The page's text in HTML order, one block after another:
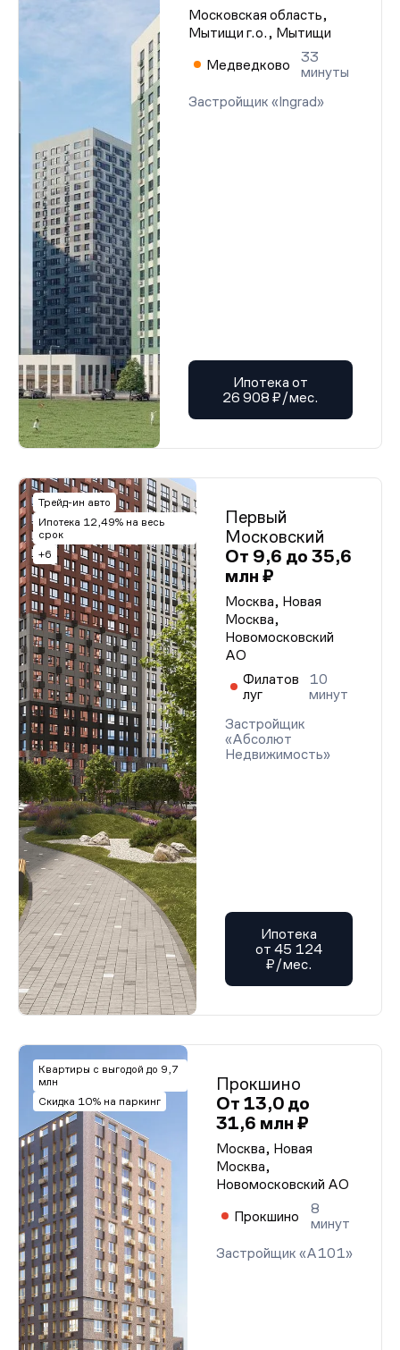
Московская область,
Мытищи г.о., Мытищи
Медведково
33
минуты
Застройщик «Ingrad»
Ипотека от
26 908 ₽/мес.
Трейд-ин авто
Ипотека 12,49% на весь
срок
+6
Первый
Московский
От 9,6 до 35,6
млн ₽
Москва, Новая
Москва,
Новомосковский
АО
Филатов
луг
10
минут
Застройщик
«Абсолют
Недвижимость»
Ипотека
от 45 124
₽/мес.
Квартиры с выгодой до 9,7
млн
Скидка 10% на паркинг
Прокшино
От 13,0 до
31,6 млн ₽
Москва, Новая
Москва,
Новомосковский АО
Прокшино
8
минут
Застройщик «А101»